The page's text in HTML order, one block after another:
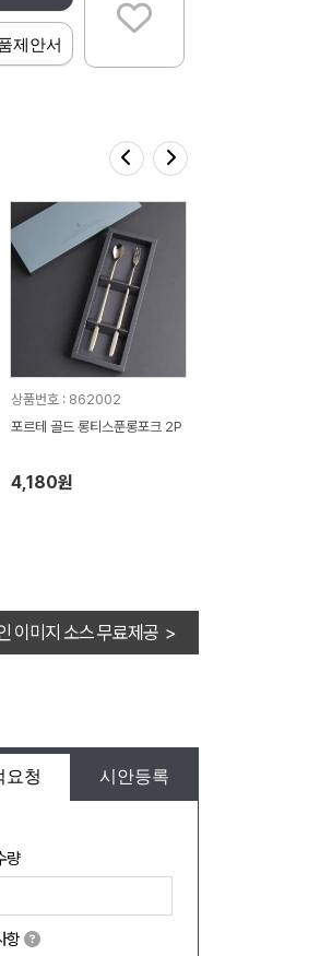
제안서
상품번호 : 862002
포르테 골드 롱티스푼롱포크 2P
4,180원
이미지 소스 무료제공 >
요청 시안등록
량
항